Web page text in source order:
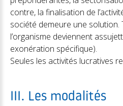
contre, la finalisation de
société demeure une solution.
l’organisme deviennent
exonération spécifique).
Seules les activités lucratives
III. Les modalités